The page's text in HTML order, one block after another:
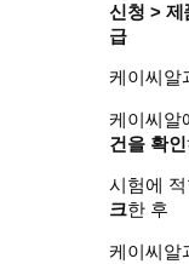
신청 > 제
급
케이씨알
케이씨알
건을 확인
시험에
크한 후
케이씨알